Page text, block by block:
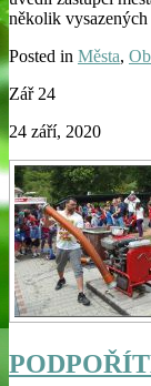
několik
Posted in Města,
Zář 24
24 září, 2020